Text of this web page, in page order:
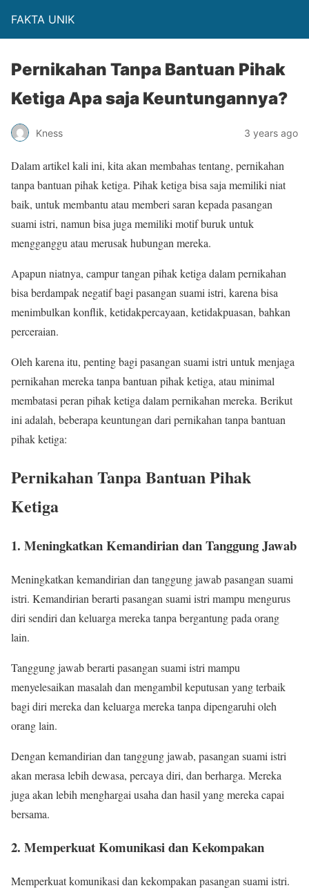
FAKTA UNIK
Pernikahan Tanpa Bantuan Pihak
Ketiga Apa saja Keuntungannya?
Kness 3 years ago
Dalam artikel kali ini, kita akan membahas tentang, pernikahan
tanpa bantuan pihak ketiga. Pihak ketiga bisa saja memiliki niat
baik, untuk membantu atau memberi saran kepada pasangan
suami istri, namun bisa juga memiliki motif buruk untuk
mengganggu atau merusak hubungan mereka.
Apapun niatnya, campur tangan pihak ketiga dalam pernikahan
bisa berdampak negatif bagi pasangan suami istri, karena bisa
menimbulkan konflik, ketidakpercayaan, ketidakpuasan, bahkan
perceraian.
Oleh karena itu, penting bagi pasangan suami istri untuk menjaga
pernikahan mereka tanpa bantuan pihak ketiga, atau minimal
membatasi peran pihak ketiga dalam pernikahan mereka. Berikut
ini adalah, beberapa keuntungan dari pernikahan tanpa bantuan
pihak ketiga:
Pernikahan Tanpa Bantuan Pihak
Ketiga
1. Meningkatkan Kemandirian dan Tanggung Jawab
Meningkatkan kemandirian dan tanggung jawab pasangan suami
istri. Kemandirian berarti pasangan suami istri mampu mengurus
diri sendiri dan keluarga mereka tanpa bergantung pada orang
lain.
Tanggung jawab berarti pasangan suami istri mampu
menyelesaikan masalah dan mengambil keputusan yang terbaik
bagi diri mereka dan keluarga mereka tanpa dipengaruhi oleh
orang lain.
Dengan kemandirian dan tanggung jawab, pasangan suami istri
akan merasa lebih dewasa, percaya diri, dan berharga. Mereka
juga akan lebih menghargai usaha dan hasil yang mereka capai
bersama.
2. Memperkuat Komunikasi dan Kekompakan
Memperkuat komunikasi dan kekompakan pasangan suami istri.